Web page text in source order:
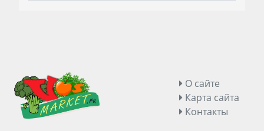
О сайте
Карта сайта
Контакты